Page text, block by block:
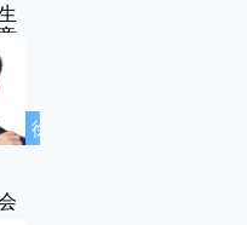
徐先友名师